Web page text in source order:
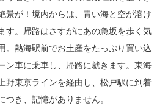
景が！境内からは、青い海と空が溶け
す。帰路はさすがにあの急坂を歩く気
。熱海駅前でお土産をたっぷり買い込
ン車に乗車し、帰路に就きます。東海
野東京ラインを経由し、松戸駅に到着
き、記憶がありません。